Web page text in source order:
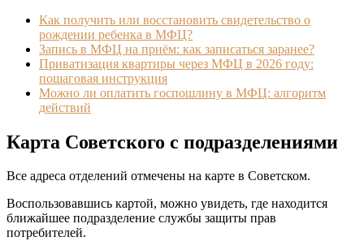
Как получить или восстановить свидетельство о
рождении ребенка в МФЦ?
Запись в МФЦ на приём: как записаться заранее?
Приватизация квартиры через МФЦ в 2026 году:
пошаговая инструкция
Можно ли оплатить госпошлину в МФЦ: алгоритм
действий
Карта Советского с подразделениями
Все адреса отделений отмечены на карте в Советском.
Воспользовавшись картой, можно увидеть, где находится
ближайшее подразделение службы защиты прав
потребителей.